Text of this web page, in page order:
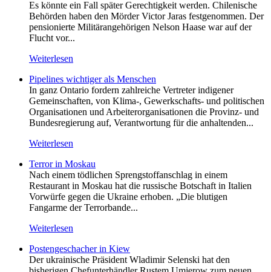
Es könnte ein Fall später Gerechtigkeit werden. Chilenische
Behörden haben den Mörder Victor Jaras festgenommen. Der
pensionierte Militärangehörigen Nelson Haase war auf der
Flucht vor...
Weiterlesen
Pipelines wichtiger als Menschen
In ganz Ontario fordern zahlreiche Vertreter indigener
Gemeinschaften, von Klima-, Gewerkschafts- und politischen
Organisationen und Arbeiterorganisationen die Provinz- und
Bundesregierung auf, Verantwortung für die anhaltenden...
Weiterlesen
Terror in Moskau
Nach einem tödlichen Sprengstoffanschlag in einem
Restaurant in Moskau hat die russische Botschaft in Italien
Vorwürfe gegen die Ukraine erhoben. „Die blutigen
Fangarme der Terrorbande...
Weiterlesen
Postengeschacher in Kiew
Der ukrainische Präsident Wladimir Selenski hat den